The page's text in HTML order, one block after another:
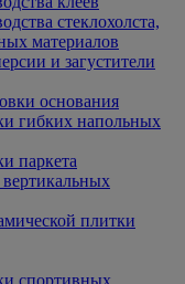
стеклохолста,
материалов
и загустители
основания
гибких напольных
паркета
плитки
спортивных